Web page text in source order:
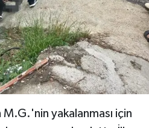
M.G.'nin yakalanması için